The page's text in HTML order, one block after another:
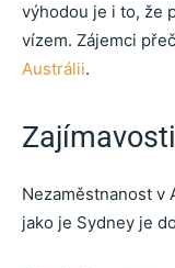
výhodou je i to, že
vízem. Zájemci
Austrálii.
Nezaměstnanost v
jako je Sydney je